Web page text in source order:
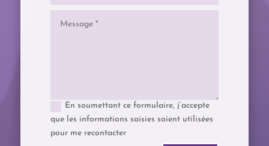
En soumettant ce formulaire, j’accepte
que les informations saisies soient utilisées
pour me recontacter